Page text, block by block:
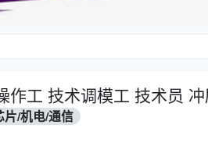
作工 技术调模工 技术员
片/机电/通信